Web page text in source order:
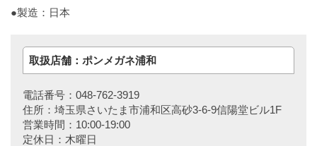
●製造：日本
取扱店舗：ポンメガネ浦和
電話番号：048-762-3919
住所：埼玉県さいたま市浦和区高砂3-6-9信陽堂ビル1F
営業時間：10:00-19:00
定休日：木曜日